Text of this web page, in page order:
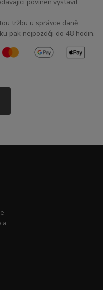
povinen vystavit
tržbu u správce daně
pak nejpozději do 48 hodin.
a